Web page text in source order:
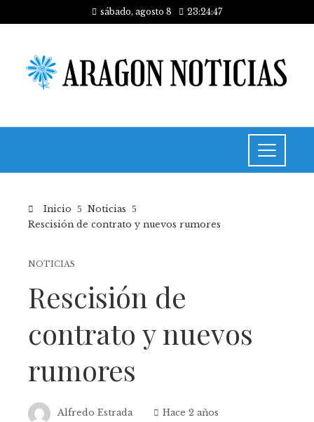
sábado, agosto 8 23:24:47
Inicio
Noticias
Rescisión de contrato y nuevos rumores
NOTICIAS
Rescisión de
contrato y nuevos
rumores
Alfredo Estrada Hace 2 años